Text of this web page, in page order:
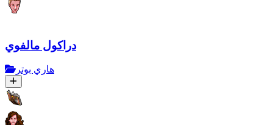
دراكول مالفوي
هاري بوتر